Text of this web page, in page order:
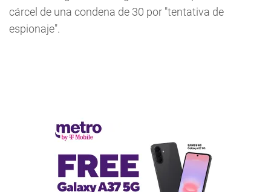
cárcel de una condena de 30 por "tentativa de
espionaje".